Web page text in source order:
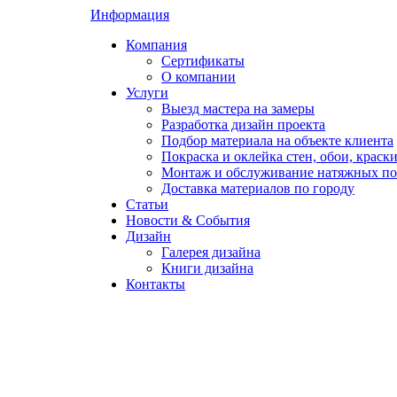
Информация
Компания
Сертификаты
О компании
Услуги
Выезд мастера на замеры
Разработка дизайн проекта
Подбор материала на объекте клиента
Покраска и оклейка стен, обои, краски
Монтаж и обслуживание натяжных
Доставка материалов по городу
Статьи
Новости & События
Дизайн
Галерея дизайна
Книги дизайна
Контакты